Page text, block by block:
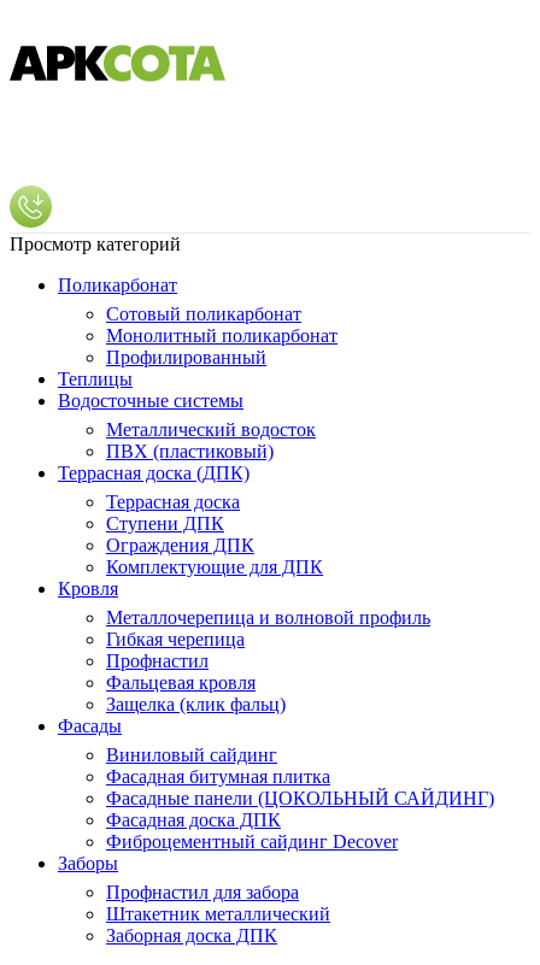
Просмотр категорий
Поликарбонат
Сотовый поликарбонат
Монолитный поликарбонат
Профилированный
Теплицы
Водосточные системы
Металлический водосток
ПВХ (пластиковый)
Террасная доска (ДПК)
Террасная доска
Ступени ДПК
Ограждения ДПК
Комплектующие для ДПК
Кровля
Металлочерепица и волновой профиль
Гибкая черепица
Профнастил
Фальцевая кровля
Защелка (клик фальц)
Фасады
Виниловый сайдинг
Фасадная битумная плитка
Фасадные панели (ЦОКОЛЬНЫЙ САЙДИНГ)
Фасадная доска ДПК
Фиброцементный сайдинг Decover
Заборы
Профнастил для забора
Штакетник металлический
Заборная доска ДПК